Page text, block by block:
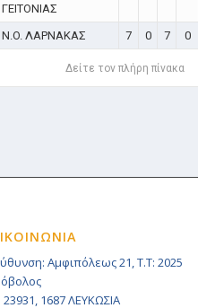
ΓΕΙΤΟΝΙΑΣ
N.O. ΛΑΡΝΑΚΑΣ 7 0 7 0
Δείτε τον πλήρη πίνακα
Αμφιπόλεως 21, Τ.Τ: 2025
23931, 1687 ΛΕΥΚΩΣΙΑ